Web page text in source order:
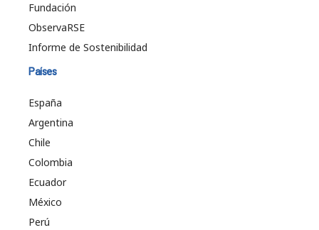
Fundación
ObservaRSE
Informe de Sostenibilidad
Países
España
Argentina
Chile
Colombia
Ecuador
México
Perú